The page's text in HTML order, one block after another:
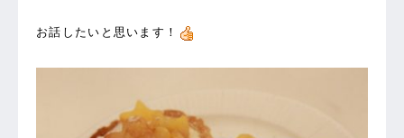
お話したいと思います！